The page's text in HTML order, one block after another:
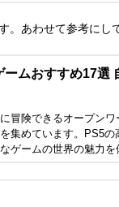
あわせて参考にし
ムおすすめ17選
冒険できるオープン
集めています。PS5
ゲームの世界の魅力